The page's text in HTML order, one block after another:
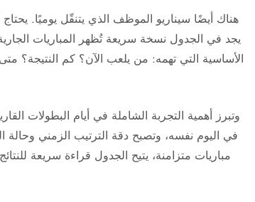
هناك أيضًا سيناريو الموظف الذي يتنقّل يوميًا.
يجد في الجدول نسخة سريعة تُظهر المباريات
الأساسية التي تهمه: من يلعب الآن؟ كم النتيجة؟ متى
وتبرز أهمية التجربة الشاملة في أيام البطولات
في اليوم نفسه، وتصبح دقة الترتيب الزمني وحالة
مباريات متزامنة، يتيح الجدول قراءة سريعة